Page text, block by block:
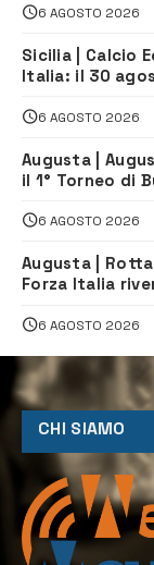
climatizzazione
6 AGOSTO 2026
Sicilia | Calcio
Italia: il 30
6 AGOSTO 2026
Augusta |
il 1° Torneo di
6 AGOSTO 2026
Augusta |
Forza Italia
6 AGOSTO 2026
CHI SIAMO